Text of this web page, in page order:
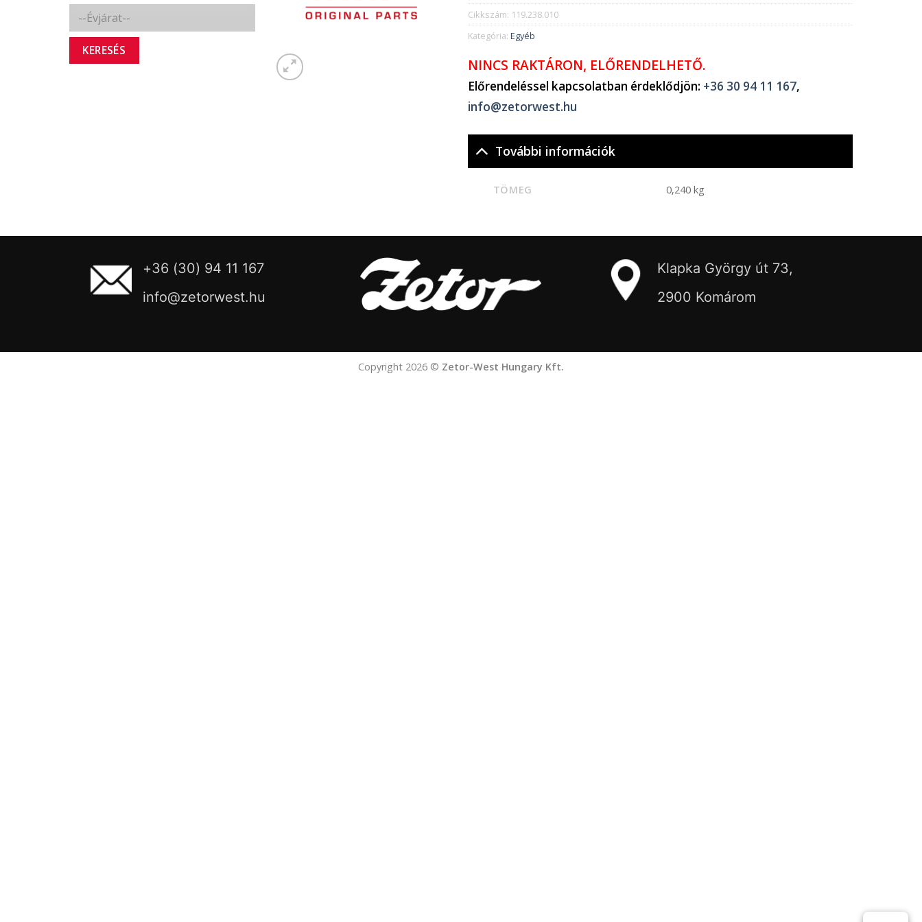
KERESÉS
Cikkszám: 119.238.010
Kategória: Egyéb
NINCS RAKTÁRON, ELŐRENDELHETŐ.
Előrendeléssel kapcsolatban érdeklődjön: +36 30 94 11 167,
info@zetorwest.hu
További információk
TÖMEG 0,240 kg
+36 (30) 94 11 167
info@zetorwest.hu
Klapka György út 73,
2900 Komárom
Copyright 2026 © Zetor-West Hungary Kft.